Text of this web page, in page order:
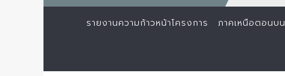
รายงานความก้าวหน้าโครงการ ภาคเหนือตอนบน